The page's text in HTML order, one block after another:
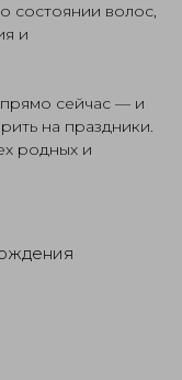
состоянии волос,
и
сейчас — и
на праздники.
родных и